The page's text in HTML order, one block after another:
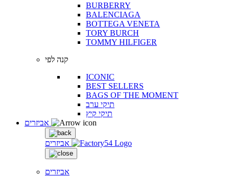
BURBERRY
BALENCIAGA
BOTTEGA VENETA
TORY BURCH
TOMMY HILFIGER
קנה לפי
ICONIC
BEST SELLERS
BAGS OF THE MOMENT
תיקי ערב
תיקי קיץ
אביזרים
אביזרים